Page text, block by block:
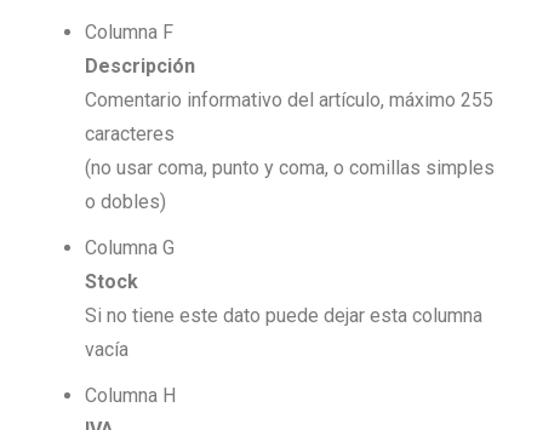
Columna F
Descripción
Comentario informativo del artículo, máximo 255
caracteres
(no usar coma, punto y coma, o comillas simples
o dobles)
Columna G
Stock
Si no tiene este dato puede dejar esta columna
vacía
Columna H